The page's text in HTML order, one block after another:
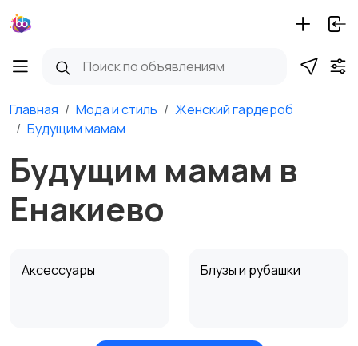
Главная Мода и стиль
Женский гардероб
Будущим мамам
Будущим мамам в
Енакиево
Аксессуары Блузы и рубашки